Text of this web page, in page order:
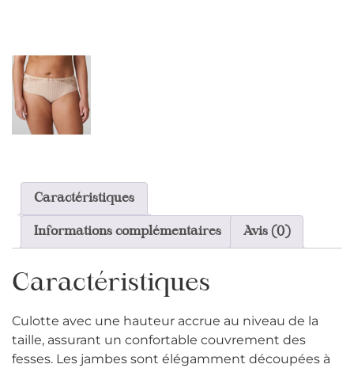
Caractéristiques
Informations complémentaires Avis (0)
Caractéristiques
Culotte avec une hauteur accrue au niveau de la
taille, assurant un confortable couvrement des
fesses. Les jambes sont élégamment découpées à